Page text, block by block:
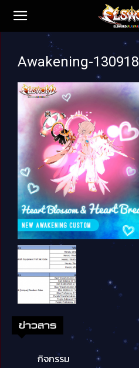
Awakening-130918
ข่าวสาร
กิจกรรม